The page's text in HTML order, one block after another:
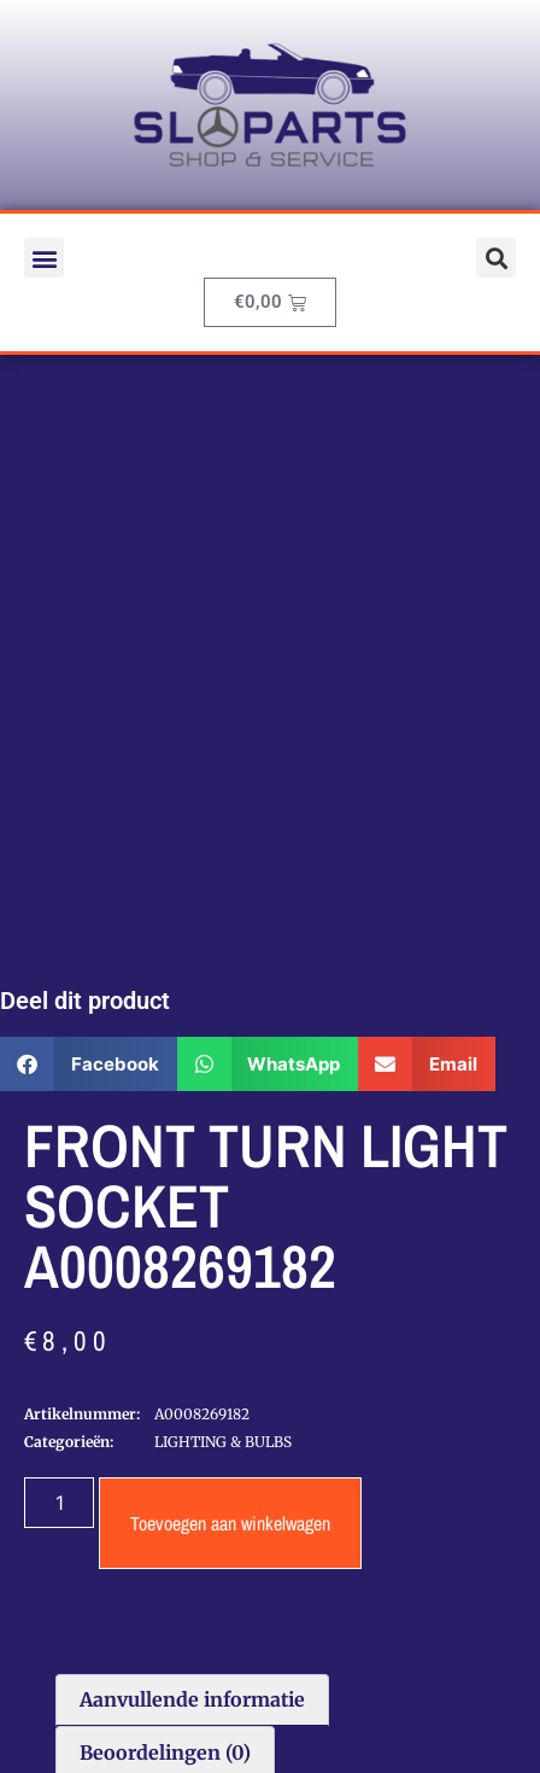
€0,00
Deel dit product
Facebook WhatsApp Email
FRONT TURN LIGHT
SOCKET
A0008269182
€8,00
Artikelnummer:
A0008269182
Categorieën:
LIGHTING & BULBS
Toevoegen aan winkelwagen
Aanvullende informatie
Beoordelingen (0)